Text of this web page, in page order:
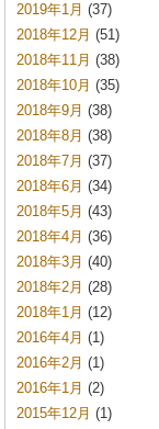
2019年1月 (37)
2018年12月 (51)
2018年11月 (38)
2018年10月 (35)
2018年9月 (38)
2018年8月 (38)
2018年7月 (37)
2018年6月 (34)
2018年5月 (43)
2018年4月 (36)
2018年3月 (40)
2018年2月 (28)
2018年1月 (12)
2016年4月 (1)
2016年2月 (1)
2016年1月 (2)
2015年12月 (1)